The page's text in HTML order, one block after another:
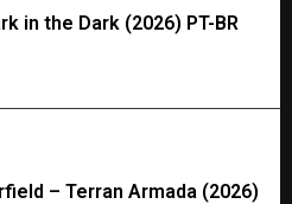
in the Dark (2026) PT-BR
– Terran Armada (2026)